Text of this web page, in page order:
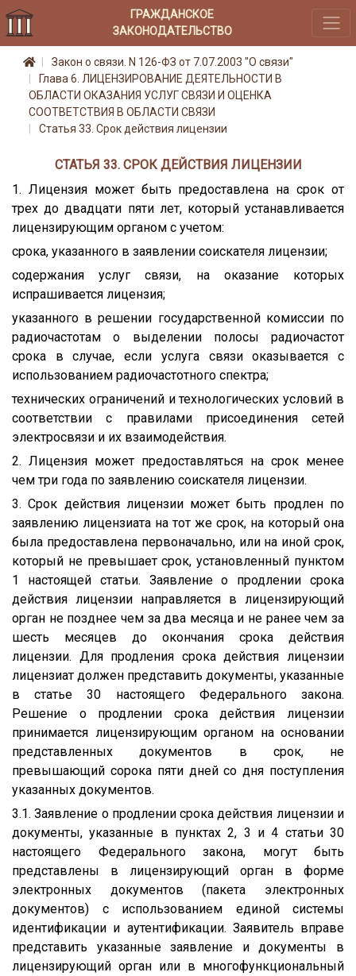
ГРАЖДАНСКОЕ
ЗАКОНОДАТЕЛЬСТВО
Закон о связи. N 126-ФЗ от 7.07.2003 "О связи"
Глава 6. ЛИЦЕНЗИРОВАНИЕ ДЕЯТЕЛЬНОСТИ В
ОБЛАСТИ ОКАЗАНИЯ УСЛУГ СВЯЗИ И ОЦЕНКА
СООТВЕТСТВИЯ В ОБЛАСТИ СВЯЗИ
Статья 33. Срок действия лицензии
СТАТЬЯ 33. СРОК ДЕЙСТВИЯ ЛИЦЕНЗИИ
1. Лицензия может быть предоставлена на срок от
трех до двадцати пяти лет, который устанавливается
лицензирующим органом с учетом:
срока, указанного в заявлении соискателя лицензии;
содержания услуг связи, на оказание которых
испрашивается лицензия;
указанного в решении государственной комиссии по
радиочастотам о выделении полосы радиочастот
срока в случае, если услуга связи оказывается с
использованием радиочастотного спектра;
технических ограничений и технологических условий в
соответствии с правилами присоединения сетей
электросвязи и их взаимодействия.
2. Лицензия может предоставляться на срок менее
чем три года по заявлению соискателя лицензии.
3. Срок действия лицензии может быть продлен по
заявлению лицензиата на тот же срок, на который она
была предоставлена первоначально, или на иной срок,
который не превышает срок, установленный пунктом
1 настоящей статьи. Заявление о продлении срока
действия лицензии направляется в лицензирующий
орган не позднее чем за два месяца и не ранее чем за
шесть месяцев до окончания срока действия
лицензии. Для продления срока действия лицензии
лицензиат должен представить документы, указанные
в статье 30 настоящего Федерального закона.
Решение о продлении срока действия лицензии
принимается лицензирующим органом на основании
представленных документов в срок, не
превышающий сорока пяти дней со дня поступления
указанных документов.
3.1. Заявление о продлении срока действия лицензии и
документы, указанные в пунктах 2, 3 и 4 статьи 30
настоящего Федерального закона, могут быть
представлены в лицензирующий орган в форме
электронных документов (пакета электронных
документов) с использованием единой системы
идентификации и аутентификации. Заявитель вправе
представить указанные заявление и документы в
лицензирующий орган или в многофункциональный